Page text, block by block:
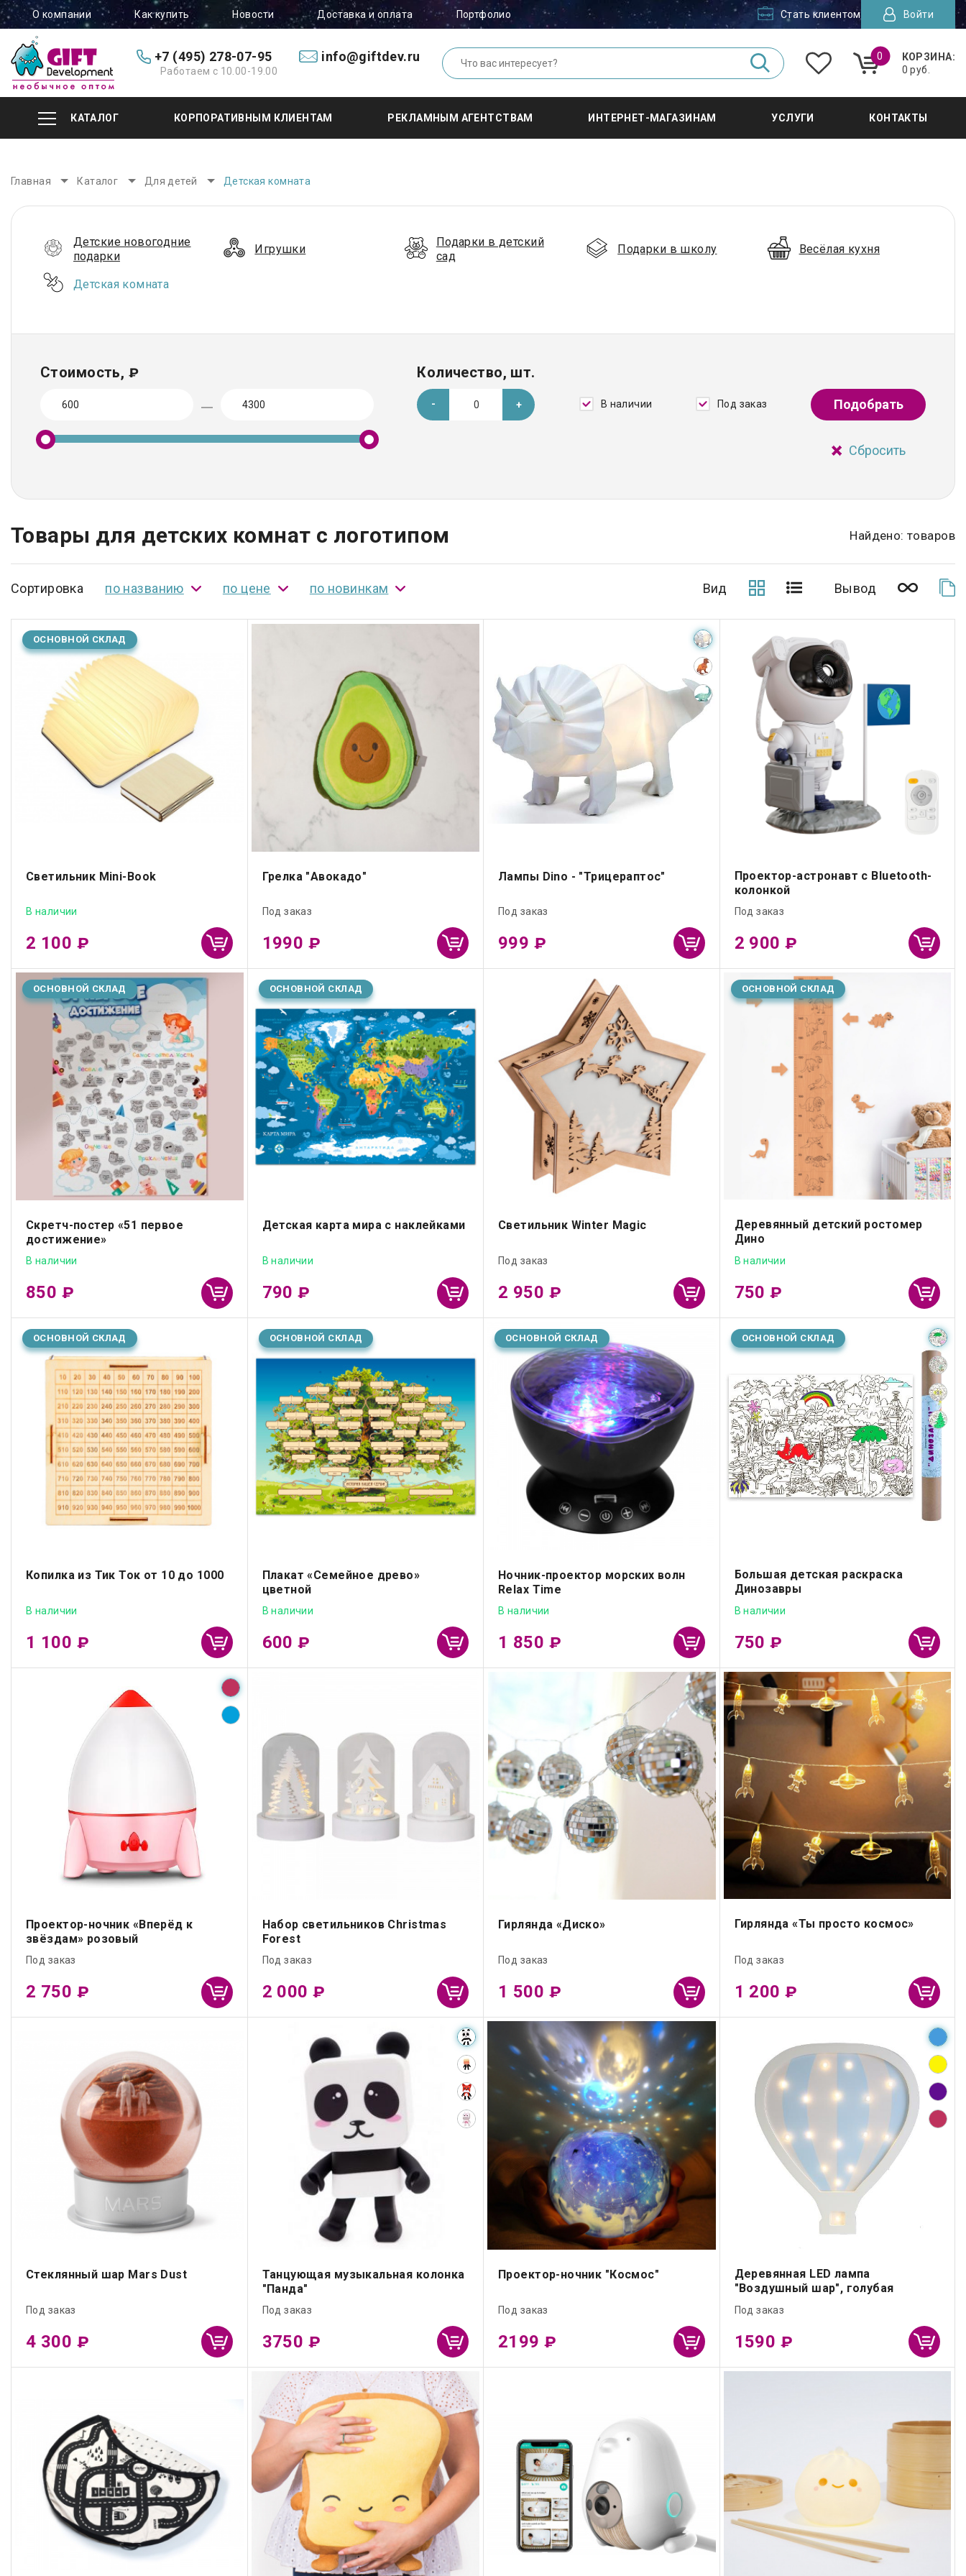
О компании Как купить Новости Доставка и оплата Портфолио Стать клиентом Войти
+7 (495) 278-07-95
Работаем с 10.00-19.00
info@giftdev.ru 0
КОРЗИНА:
0 руб.
КАТАЛОГ КОРПОРАТИВНЫМ КЛИЕНТАМ РЕКЛАМНЫМ АГЕНТСТВАМ ИНТЕРНЕТ-МАГАЗИНАМ УСЛУГИ КОНТАКТЫ
Главная Каталог Для детей Детская комната
Детские новогодние
подарки
Игрушки
Подарки в детский
сад
Подарки в школу Весёлая кухня
Детская комната
Стоимость, ₽ Количество, шт.
В наличии Под заказ Подобрать
Сбросить
Товары для детских комнат с логотипом Найдено: товаров
Сортировка по названию по цене по новинкам Вид Вывод
ОСНОВНОЙ СКЛАД
Светильник Mini-Book
В наличии
2 100 ₽
Грелка "Авокадо"
Под заказ
1990 ₽
Лампы Dino - "Трицераптос"
Под заказ
999 ₽
Проектор-астронавт с Bluetooth-
колонкой
Под заказ
2 900₽
ОСНОВНОЙ СКЛАД
Скретч-постер «51 первое
достижение»
В наличии
850 ₽
ОСНОВНОЙ СКЛАД
Детская карта мира с наклейками
В наличии
790₽
Светильник Winter Magic
Под заказ
2 950 ₽
ОСНОВНОЙ СКЛАД
Деревянный детский ростомер
Дино
В наличии
750₽
ОСНОВНОЙ СКЛАД
Копилка из Тик Ток от 10 до 1000
В наличии
1 100 ₽
ОСНОВНОЙ СКЛАД
Плакат «Семейное древо»
цветной
В наличии
600₽
ОСНОВНОЙ СКЛАД
Ночник-проектор морских волн
Relax Time
В наличии
1 850 ₽
ОСНОВНОЙ СКЛАД
Большая детская раскраска
Динозавры
В наличии
750₽
Проектор-ночник «Вперёд к
звёздам» розовый
Под заказ
2 750 ₽
Набор светильников Christmas
Forest
Под заказ
2 000₽
Гирлянда «Диско»
Под заказ
1 500 ₽
Гирлянда «Ты просто космос»
Под заказ
1 200₽
Стеклянный шар Mars Dust
Под заказ
4 300 ₽
Танцующая музыкальная колонка
"Панда"
Под заказ
3750 ₽
Проектор-ночник "Космос"
Под заказ
2199₽
Деревянная LED лампа
"Воздушный шар", голубая
Под заказ
1590 ₽